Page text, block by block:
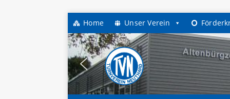
Home Unser Verein